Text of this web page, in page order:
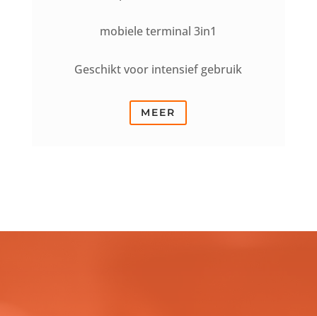
mobiele terminal 3in1
Geschikt voor intensief gebruik
MEER